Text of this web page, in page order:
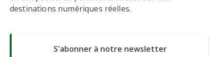
destinations numériques réelles.
S'abonner à notre newsletter